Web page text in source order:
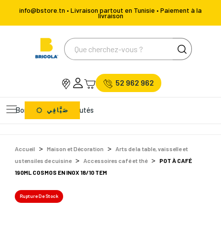
info@bstore.tn • Livraison partout en Tunisie • Paiement à la
livraison
52 962 962
Bons Plans Nouveautés
صَيَّافِي
Accueil Maison et Décoration
Arts de la table, vaisselle et
ustensiles de cuisine
Accessoires café et thé
POT À CAFÉ
190ML COSMOS EN INOX 18/10 TEM
Rupture De Stock